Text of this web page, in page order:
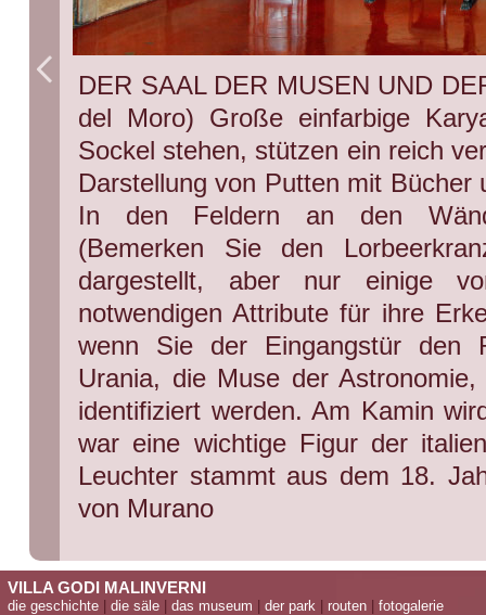
DER SAAL DER MUSEN UND
del Moro) Große einfarbige
Sockel stehen, stützen ein reich
Darstellung von Putten mit Bücher
In den Feldern an den
(Bemerken Sie den
dargestellt, aber nur einige
notwendigen Attribute für ihre
wenn Sie der Eingangstür den
Urania, die Muse der
identifiziert werden. Am Kamin
war eine wichtige Figur der
Leuchter stammt aus dem 18.
von Murano
VILLA GODI MALINVERNI
die geschichte die säle das museum der park routen fotogalerie